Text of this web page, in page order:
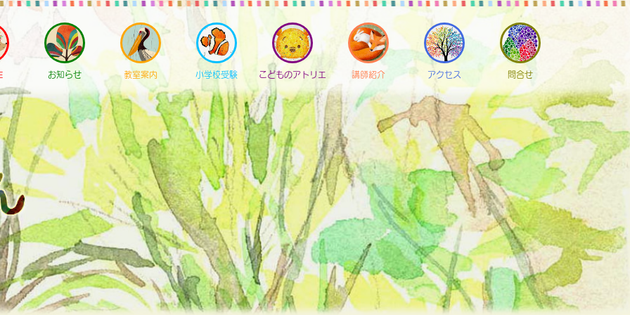
お知らせ 教室案内 小学校受験 こどものアトリエ 講師紹介 アクセス 問合せ